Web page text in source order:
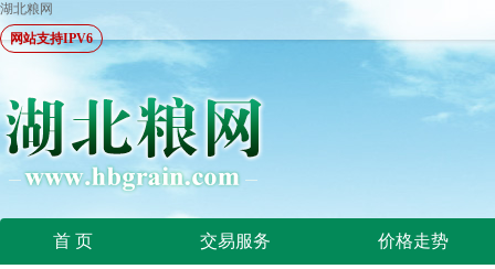
湖北粮网
网站支持IPV6
首 页 交易服务 价格走势